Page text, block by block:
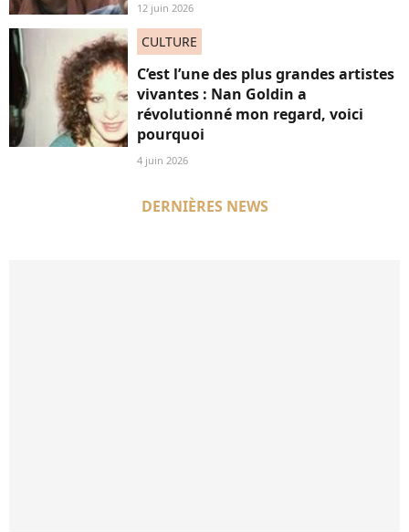
12 juin 2026
CULTURE
C’est l’une des plus grandes artistes
vivantes : Nan Goldin a
révolutionné mon regard, voici
pourquoi
4 juin 2026
DERNIÈRES NEWS